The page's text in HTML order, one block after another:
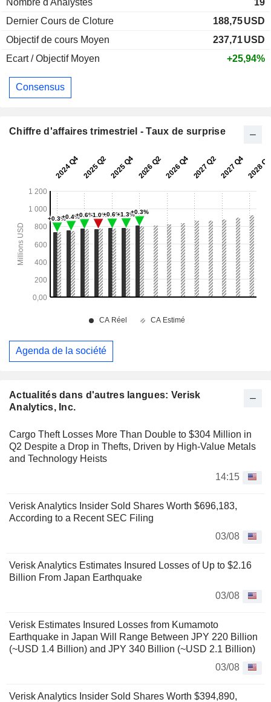
Actualités dans d'autres langues: Verisk
Analytics, Inc.
Cargo Theft Losses More Than Double to $304 Million in
Q2 Despite a Drop in Thefts, Driven by High-Value Metals
and Technology Heists
14:15
Verisk Analytics Insider Sold Shares Worth $696,183,
According to a Recent SEC Filing
03/08
Verisk Analytics Estimates Insured Losses of Up to $2.16
Billion From Japan Earthquake
03/08
Verisk Estimates Insured Losses from Kumamoto
Earthquake in Japan Will Range Between JPY 220 Billion
(~USD 1.4 Billion) and JPY 340 Billion (~USD 2.1 Billion)
03/08
Verisk Analytics Insider Sold Shares Worth $394,890,
Dernier Cours de Cloture
188,75USD
Objectif de cours Moyen
237,71USD
Ecart / Objectif Moyen
+25,94%
Consensus
Chiffre d'affaires trimestriel - Taux de surprise
Agenda de la société